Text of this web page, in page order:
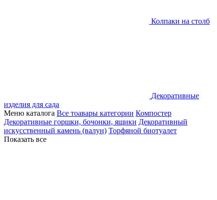
Колпаки на столб
Декоративные
изделия для сада
Меню каталога Все тоавары категории Компостер
Декоративные горшки, бочонки, ящики Декоративный
искусственный камень (валун) Торфяной биотуалет
Показать все